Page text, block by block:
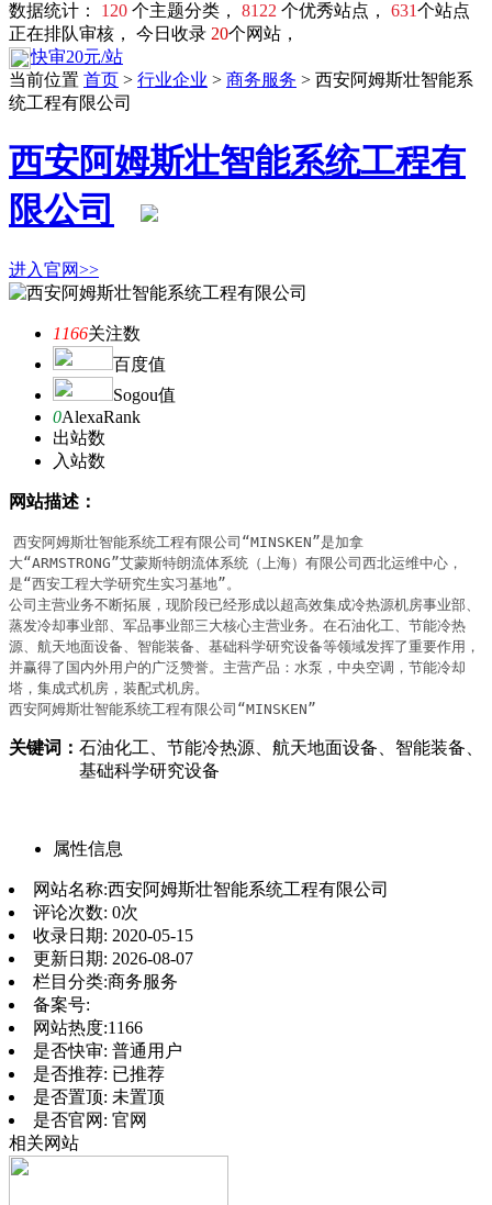
数据统计： 120 个主题分类， 8122 个优秀站点， 631个站点
正在排队审核， 今日收录 20个网站，
快审20元/站
当前位置 首页 > 行业企业 > 商务服务 > 西安阿姆斯壮智能系
统工程有限公司
西安阿姆斯壮智能系统工程有
限公司
进入官网>>
1166关注数
百度值
Sogou值
0AlexaRank
出站数
入站数
网站描述：
西安阿姆斯壮智能系统工程有限公司“MINSKEN”是加拿
大“ARMSTRONG”艾蒙斯特朗流体系统（上海）有限公司西北运维中心，
是“西安工程大学研究生实习基地”。
公司主营业务不断拓展，现阶段已经形成以超高效集成冷热源机房事业部、
蒸发冷却事业部、军品事业部三大核心主营业务。在石油化工、节能冷热
源、航天地面设备、智能装备、基础科学研究设备等领域发挥了重要作用，
并赢得了国内外用户的广泛赞誉。主营产品：水泵，中央空调，节能冷却
塔，集成式机房，装配式机房。
西安阿姆斯壮智能系统工程有限公司“MINSKEN”
关键词： 石油化工、节能冷热源、航天地面设备、智能装备、
基础科学研究设备
属性信息
网站名称:西安阿姆斯壮智能系统工程有限公司
评论次数: 0次
收录日期: 2020-05-15
更新日期: 2026-08-07
栏目分类:商务服务
备案号:
网站热度:1166
是否快审: 普通用户
是否推荐: 已推荐
是否置顶: 未置顶
是否官网: 官网
相关网站